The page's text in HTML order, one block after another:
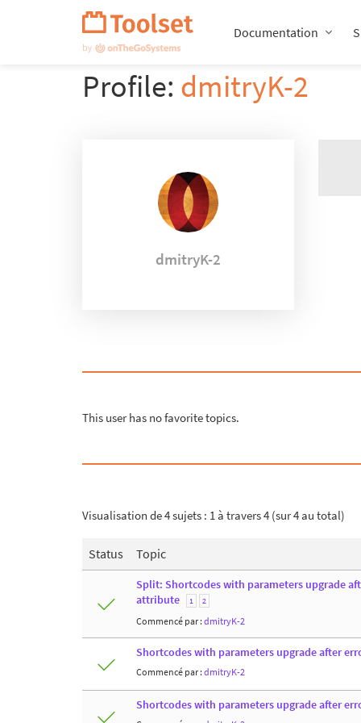
Documentation
Profile: dmitryK-2
dmitryK-2
This user has no favorite topics.
Visualisation de 4 sujets : 1 à travers 4 (sur 4 au total)
Status Topic
Split: Shortcodes with parameters upgrade
attribute
1 2
Commencé par : dmitryK-2
Shortcodes with parameters upgrade after
Commencé par : dmitryK-2
Shortcodes with parameters upgrade after